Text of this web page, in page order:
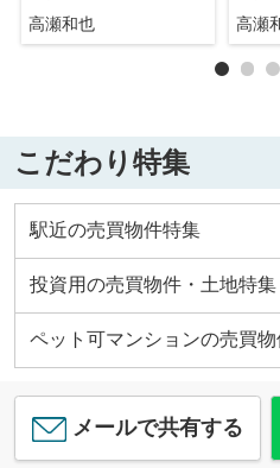
高瀬和也 高瀬
こだわり特集
駅近の売買物件特集
投資用の売買物件・土地特集
ペット可マンションの売買
メールで共有する